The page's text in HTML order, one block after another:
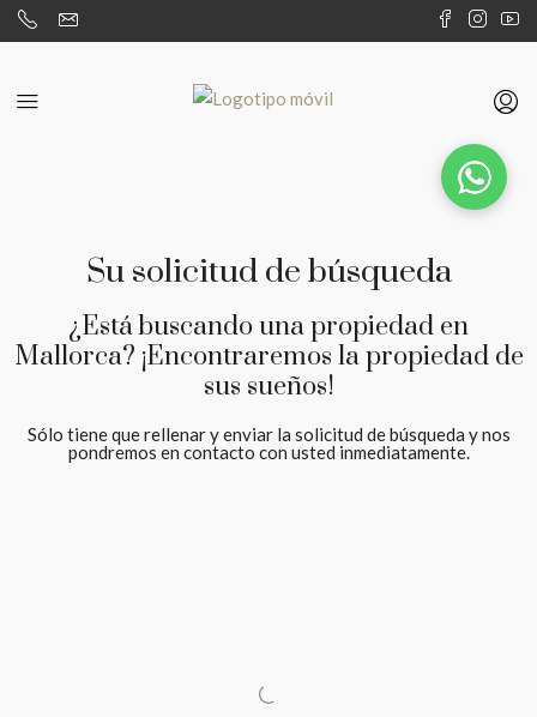
Su solicitud de búsqueda
¿Está buscando una propiedad en
Mallorca? ¡Encontraremos la propiedad de
sus sueños!
Sólo tiene que rellenar y enviar la solicitud de búsqueda y nos
pondremos en contacto con usted inmediatamente.